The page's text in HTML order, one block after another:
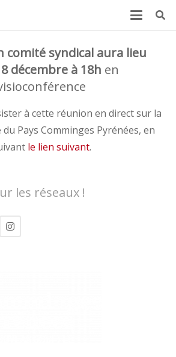
comité syndical aura lieu
décembre à 18h en
à cette réunion en direct sur la
Pays Comminges Pyrénées, en
le lien suivant.
les réseaux !